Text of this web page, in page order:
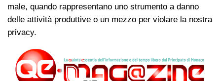
male, quando rappresentano uno strumento a danno
delle attività produttive o un mezzo per violare la nostra
privacy.